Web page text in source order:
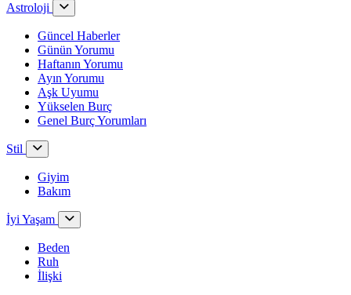
Astroloji
Güncel Haberler
Günün Yorumu
Haftanın Yorumu
Ayın Yorumu
Aşk Uyumu
Yükselen Burç
Genel Burç Yorumları
Stil
Giyim
Bakım
İyi Yaşam
Beden
Ruh
İlişki